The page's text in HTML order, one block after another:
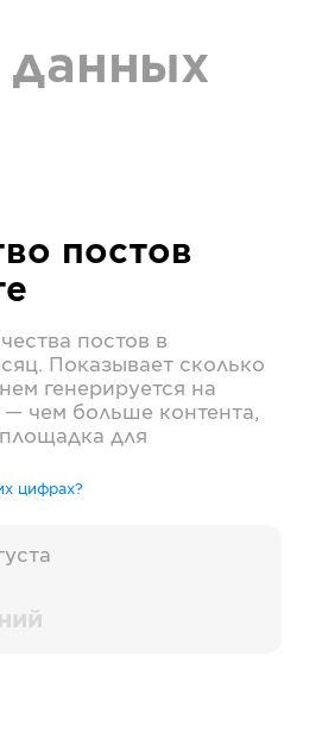
данных
постов
постов в
Показывает сколько
генерируется на
чем больше контента,
для
цифрах?